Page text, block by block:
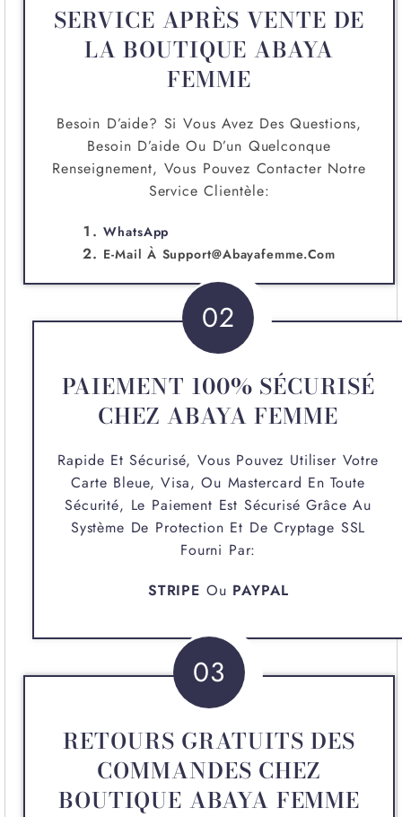
SERVICE APRÈS VENTE DE
LA BOUTIQUE ABAYA
FEMME
Besoin D’aide? Si Vous Avez Des Questions,
Besoin D’aide Ou D’un Quelconque
Renseignement, Vous Pouvez Contacter Notre
Service Clientèle:
WhatsApp
E-Mail À Support@abayafemme.com
02
PAIEMENT 100% SÉCURISÉ
CHEZ ABAYA FEMME
Rapide Et Sécurisé, Vous Pouvez Utiliser Votre
Carte Bleue, Visa, Ou Mastercard En Toute
Sécurité, Le Paiement Est Sécurisé Grâce Au
Système De Protection Et De Cryptage SSL
Fourni Par:
STRIPE Ou PAYPAL
03
RETOURS GRATUITS DES
COMMANDES CHEZ
BOUTIQUE ABAYA FEMME